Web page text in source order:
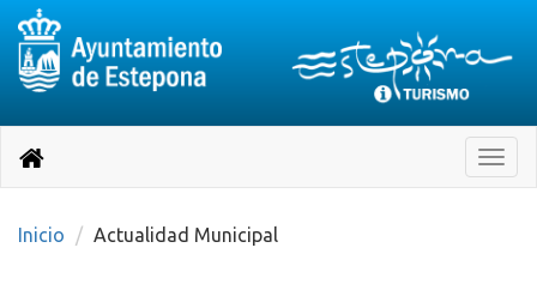
página
Toggle
Destino:
Volver
inicio
Inicio Actualidad Municipal